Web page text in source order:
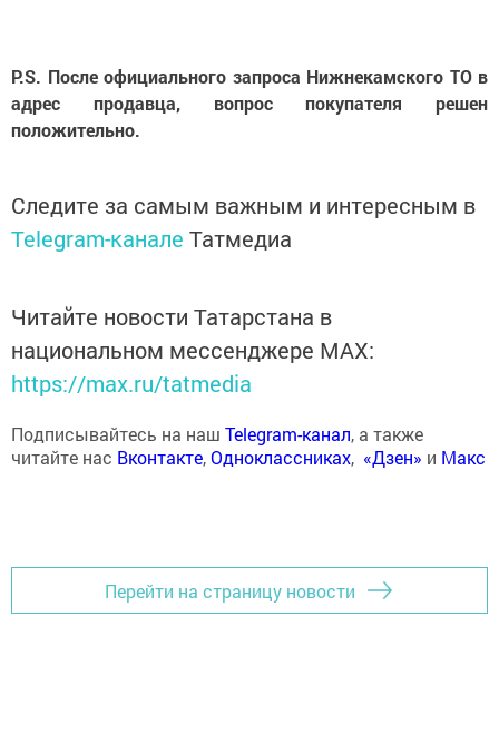
P.S. После официального запроса Нижнекамского ТО в
адрес продавца, вопрос покупателя решен
положительно.
Следите за самым важным и интересным в
Telegram-канале Татмедиа
Читайте новости Татарстана в
национальном мессенджере MАХ:
https://max.ru/tatmedia
Подписывайтесь на наш Telegram-канал, а также
читайте нас Вконтакте,Одноклассниках, «Дзен» и Макс
Перейти на страницу новости